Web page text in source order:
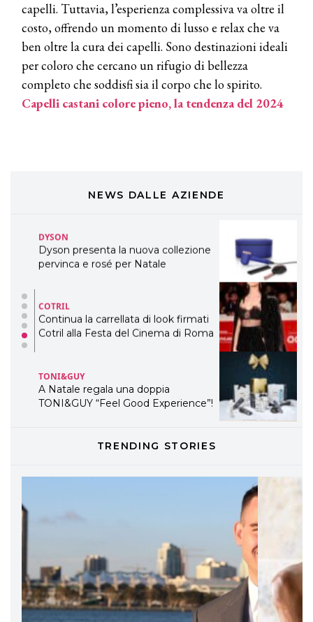
capelli. Tuttavia, l’esperienza complessiva va oltre il
costo, offrendo un momento di lusso e relax che va
ben oltre la cura dei capelli. Sono destinazioni ideali
per coloro che cercano un rifugio di bellezza
completo che soddisfi sia il corpo che lo spirito.
Capelli castani colore pieno, la tendenza del 2024
NEWS DALLE AZIENDE
TONI&GUY
LABEL.M lancia la sua innovativa ed
eco-sostenibile linea di prodotti
professionali
DAVINES
Davines presenta cofanetti beauty
WELLNESS CONGRESS 2022: I
DYSON
Dyson presenta la nuova collezione
pervinca e rosé per Natale
COTRIL
Continua la carrellata di look firmati
Cotril alla Festa del Cinema di Roma
TONI&GUY
A Natale regala una doppia
TONI&GUY “Feel Good Experience”!
LABEL.M lancia la sua innovativa ed
professionali
TRENDING STORIES